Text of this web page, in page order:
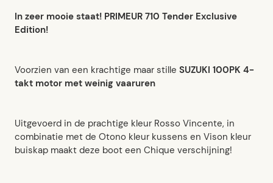
In zeer mooie staat! PRIMEUR 710 Tender Exclusive
Edition!
Voorzien van een krachtige maar stille SUZUKI 100PK 4-
takt motor met weinig vaaruren
Uitgevoerd in de prachtige kleur Rosso Vincente, in
combinatie met de Otono kleur kussens en Vison kleur
buiskap maakt deze boot een Chique verschijning!